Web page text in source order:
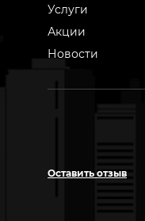
Услуги
Акции
Новости
Оставить отзыв